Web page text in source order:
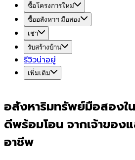
ซื้อโครงการใหม่
ซื้ออสังหาฯ มือสอง
เช่า
รับสร้างบ้าน
รีวิวน่าอยู่
เพิ่มเติม
อสังหาริมทรัพย์มือสองใ
ดีพร้อมโอน จากเจ้าของ
อาชีพ